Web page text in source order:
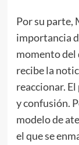
Por su parte,
importancia
momento del
recibe la
reaccionar.
y confusión.
modelo de
el que se